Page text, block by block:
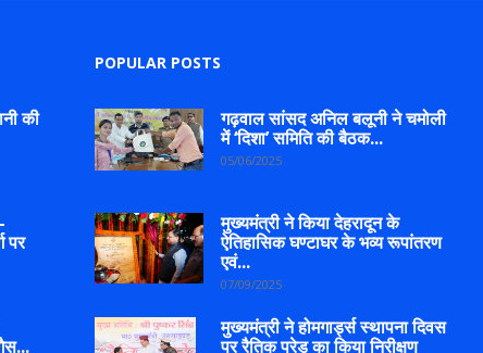
की
पर
POPULAR POSTS
गढ़वाल सांसद अनिल बलूनी ने चमोली
में ‘दिशा’ समिति की बैठक...
05/06/2025
मुख्यमंत्री ने किया देहरादून के
ऐतिहासिक घण्टाघर के भव्य रूपांतरण
एवं...
07/09/2025
मुख्यमंत्री ने होमगार्ड्स स्थापना दिवस
पर रैतिक परेड का किया निरीक्षण